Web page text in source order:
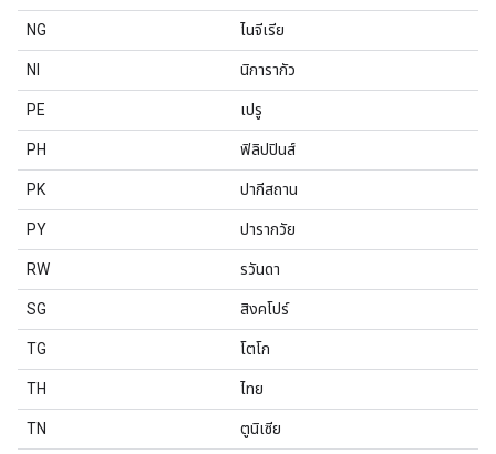
NG ไนจีเรีย
NI นิการากัว
PE เปรู
PH ฟิลิปปินส์
PK ปากีสถาน
PY ปารากวัย
RW รวันดา
SG สิงคโปร์
TG โตโก
TH ไทย
TN ตูนิเซีย